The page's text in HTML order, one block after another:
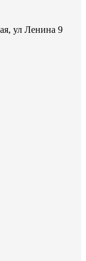
ул Ленина 9